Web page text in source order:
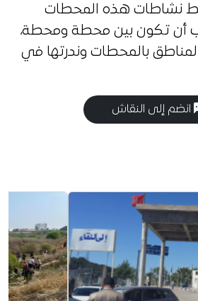
نشاطات هذه المحطات
أن تكون بين محطة ومحطة،
بالمحطات وندرتها في
انضم إلى النقاش